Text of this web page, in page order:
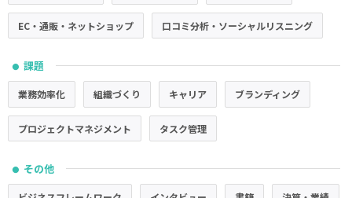
EC・通販・ネットショップ 口コミ分析・ソーシャルリスニング
● 課題
業務効率化 組織づくり キャリア ブランディング
プロジェクトマネジメント タスク管理
● その他